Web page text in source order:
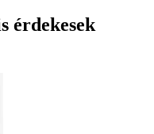
érdekesek